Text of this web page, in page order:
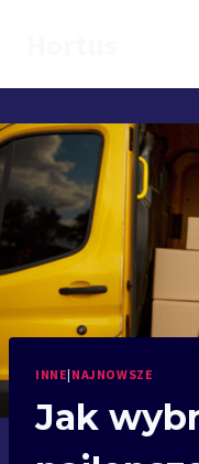
INNE| NAJNOWSZE
Jak